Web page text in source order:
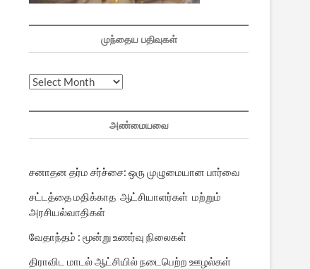
முந்தைய பதிவுகள்
முந்தைய
அண்மையவை
சனாதன தர்ம சர்ச்சை: ஒரு முழுமையான பார்வை
சட்டத்தை மதிக்காத ஆட்சியாளர்கள் மற்றும்
அரசியல்வாதிகள்
வேதாந்தம் : மூன்று உணர்வு நிலைகள்
திராவிட மாடல் ஆட்சியில் நடைபெற்ற ஊழல்கள்